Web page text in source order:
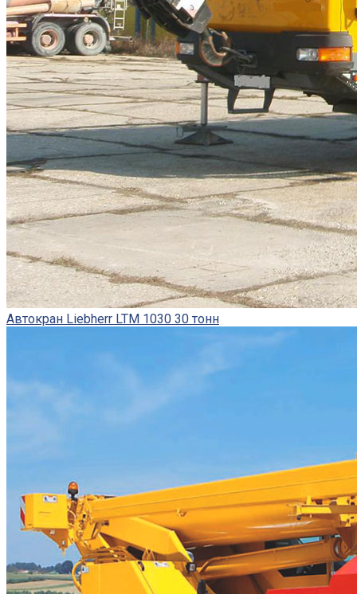
Автокран Liebherr LTM 1030 30 тонн